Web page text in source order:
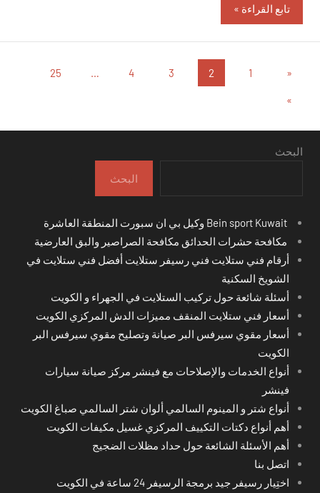
تابع القراءة
تعدد
صفحات
المقالات
« المقالات
1
2
3
4
…
25
المقالات
»
البحث
البحث
مكافحة حشرات الحدائق مكافحة الصراصير والبق العارضية
أرقام فني ستلايت فني رسيفر ستلايت أفضل فني ستلايت في
الشويخ السكنية
أسئلة شائعة حول تركيب الستلايت في الجهراء و الكويت
أسعار فني ستلايت المنقف مميزات الدش المركزي الكويت
أسعار مقوي سيرفس البر صيانة وتصليح مقوي سيرفس البر
الكويت
أنواع الخدمات والإصلاحات مع فينشر مركز صيانة سيارات
فينشر
أنواع شتر و المينوم السالمي ألوان شتر السالمي صباغ الكويت
أهم أنواع دكتات التكييف المركزي غسيل مكيفات الكويت
أهم الأسئلة الشائعة حول حداد مظلات الضجيج
اتصل بنا
اختِيار رسيفر جيد برمجة الرسيفر 24 ساعة في الكويت